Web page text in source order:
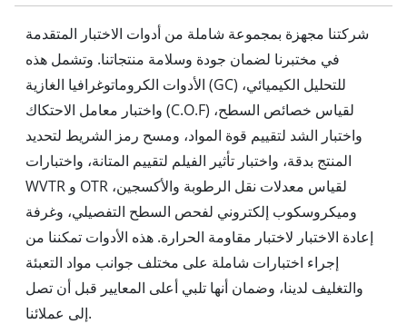
شركتنا مجهزة بمجموعة شاملة من أدوات الاختبار المتقدمة
في مختبرنا لضمان جودة وسلامة منتجاتنا. وتشمل هذه
الأدوات الكروماتوغرافيا الغازية (GC) للتحليل الكيميائي،
واختبار معامل الاحتكاك (C.O.F) لقياس خصائص السطح،
واختبار الشد لتقييم قوة المواد، ومسح رمز الشريط لتحديد
المنتج بدقة، واختبار تأثير الفيلم لتقييم المتانة، واختبارات
WVTR و OTR لقياس معدلات نقل الرطوبة والأكسجين،
وميكروسكوب إلكتروني لفحص السطح التفصيلي، وغرفة
إعادة الاختبار لاختبار مقاومة الحرارة. هذه الأدوات تمكننا من
إجراء اختبارات شاملة على مختلف جوانب مواد التعبئة
والتغليف لدينا، وضمان أنها تلبي أعلى المعايير قبل أن تصل
إلى عملائنا.